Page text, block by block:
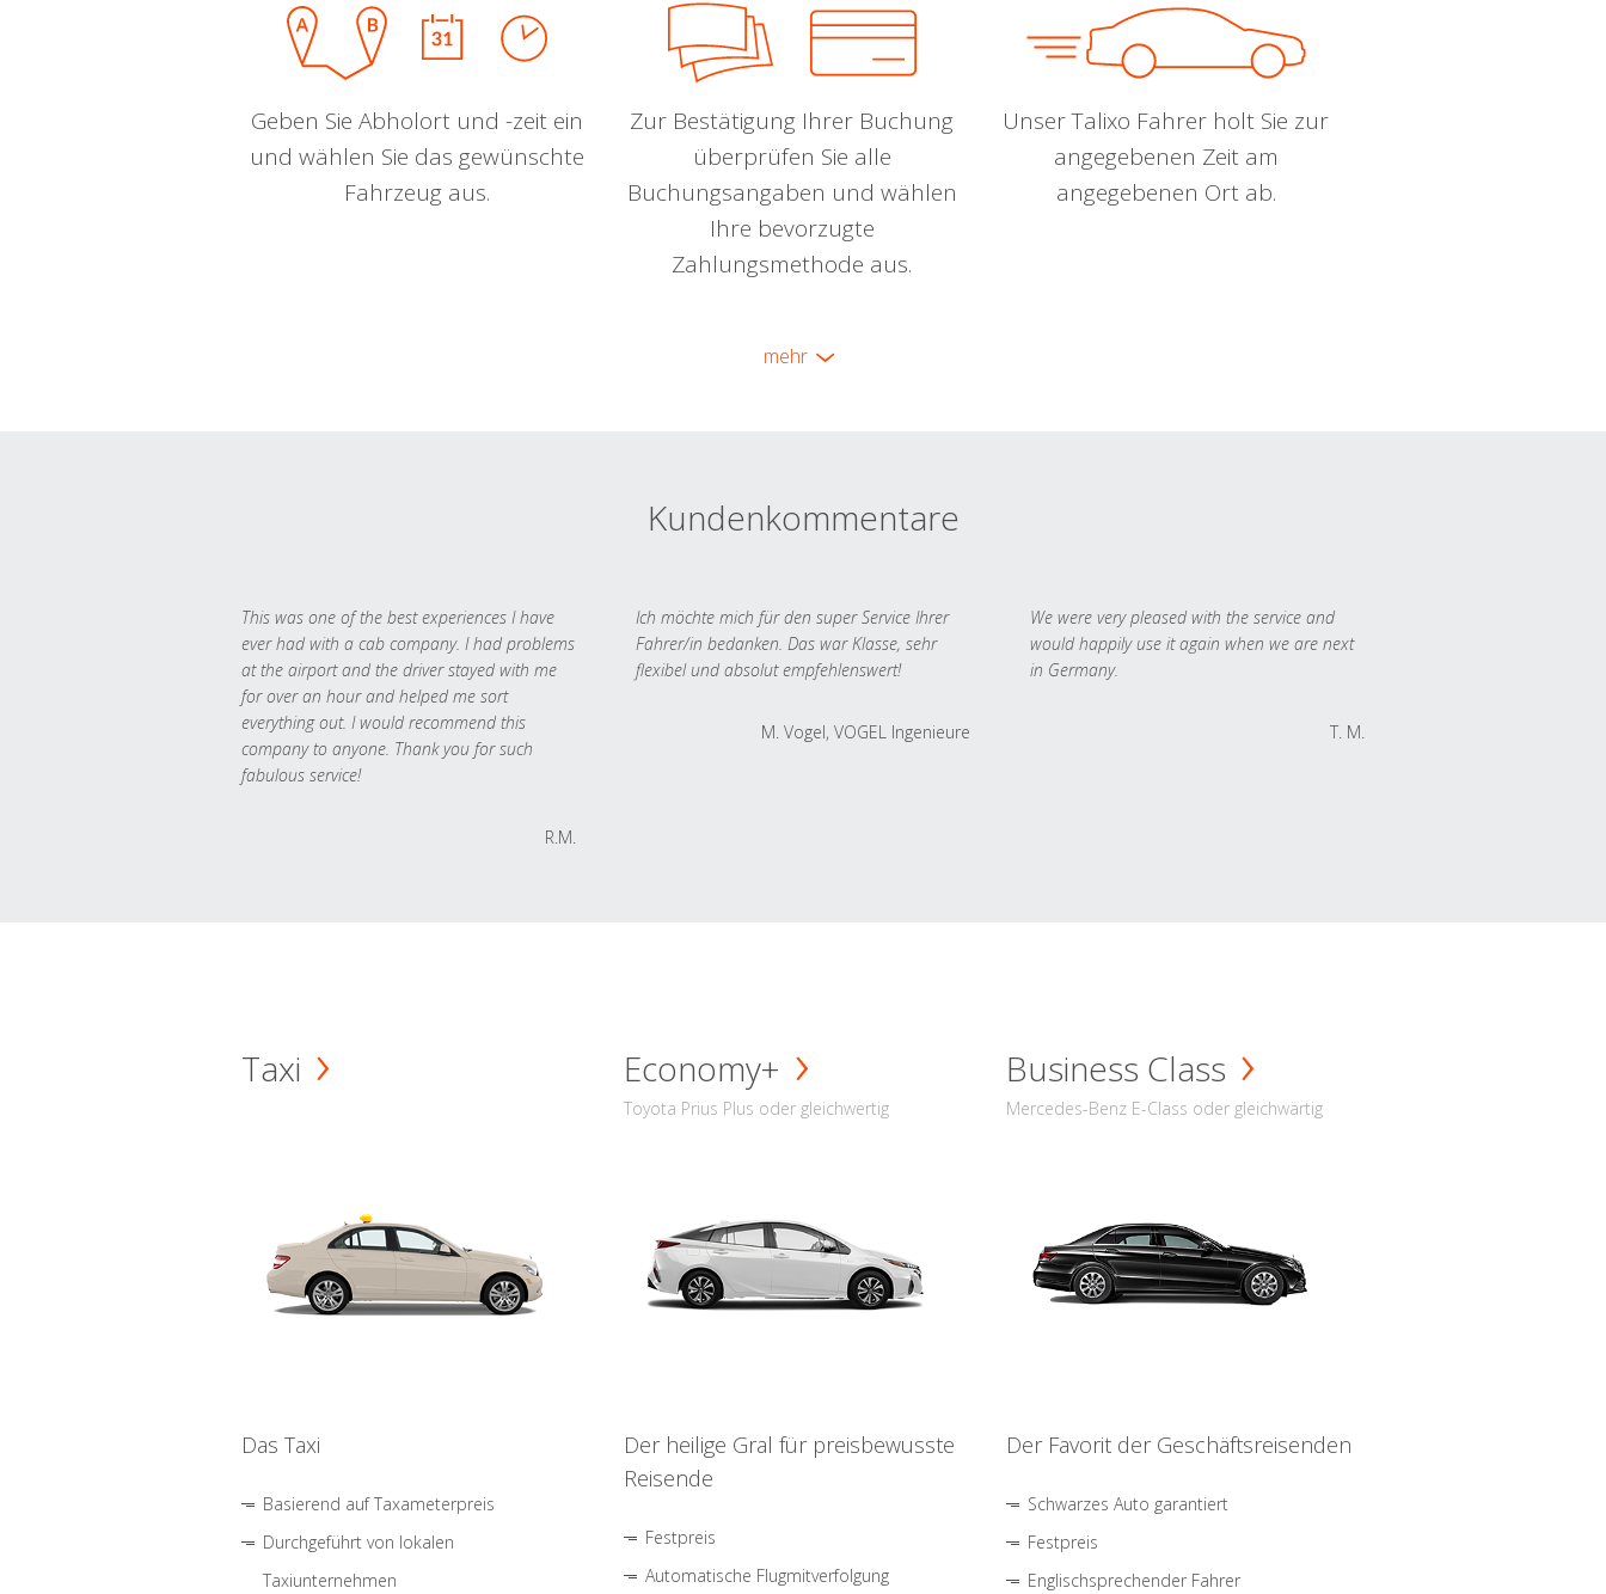
Geben Sie Abholort und -zeit ein
und wählen Sie das gewünschte
Fahrzeug aus.
Zur Bestätigung Ihrer Buchung
überprüfen Sie alle
Buchungsangaben und wählen
Ihre bevorzugte
Zahlungsmethode aus.
Unser Talixo Fahrer holt Sie zur
angegebenen Zeit am
angegebenen Ort ab.
mehr
Kundenkommentare
This was one of the best experiences I have
ever had with a cab company. I had problems
at the airport and the driver stayed with me
for over an hour and helped me sort
everything out. I would recommend this
company to anyone. Thank you for such
fabulous service!
R.M.
Ich möchte mich für den super Service Ihrer
Fahrer/in bedanken. Das war Klasse, sehr
flexibel und absolut empfehlenswert!
M. Vogel, VOGEL Ingenieure
We were very pleased with the service and
would happily use it again when we are next
in Germany.
T. M.
Taxi
Das Taxi
Basierend auf Taxameterpreis
Durchgeführt von lokalen
Taxiunternehmen
Economy+
Toyota Prius Plus oder gleichwertig
Der heilige Gral für preisbewusste
Reisende
Festpreis
Automatische Flugmitverfolgung
Business Class
Mercedes-Benz E-Class oder gleichwärtig
Der Favorit der Geschäftsreisenden
Schwarzes Auto garantiert
Festpreis
Englischsprechender Fahrer